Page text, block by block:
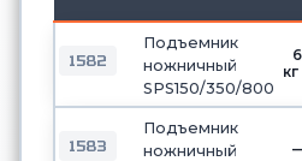
1582
Подъемник
ножничный
SPS150/350/800
кг
1583
Подъемник
ножничный